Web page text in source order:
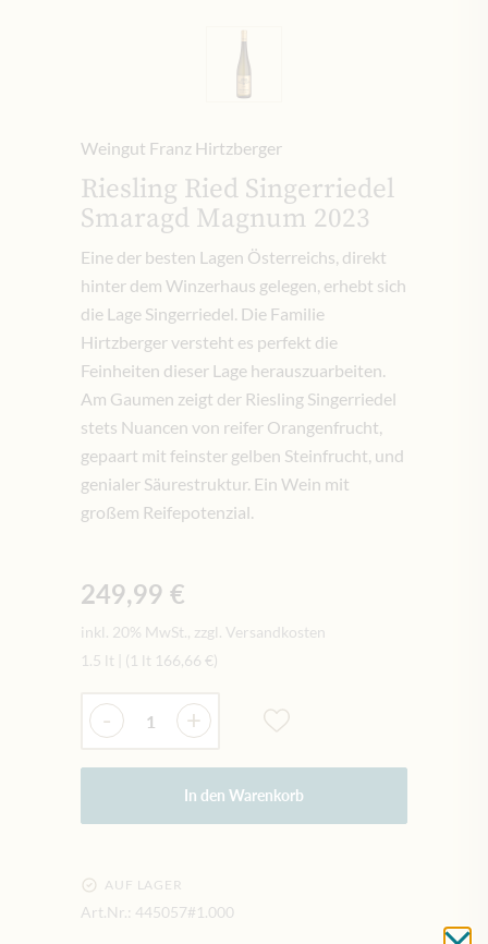
Weingut Franz Hirtzberger
Riesling Ried Singerriedel
Smaragd Magnum 2023
Eine der besten Lagen Österreichs, direkt
hinter dem Winzerhaus gelegen, erhebt sich
die Lage Singerriedel. Die Familie
Hirtzberger versteht es perfekt die
Feinheiten dieser Lage herauszuarbeiten.
Am Gaumen zeigt der Riesling Singerriedel
stets Nuancen von reifer Orangenfrucht,
gepaart mit feinster gelben Steinfrucht, und
genialer Säurestruktur. Ein Wein mit
großem Reifepotenzial.
249,99 €
inkl. 20% MwSt., zzgl. Versandkosten
1.5 lt
(1 lt 166,66 €)
Menge
- +
In den Warenkorb
AUF LAGER
Art.Nr.: 445057#1.000